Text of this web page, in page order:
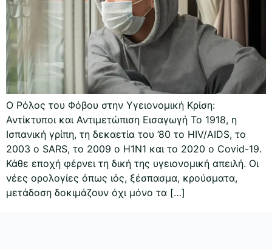
Ο Ρόλος του Φόβου στην Υγειονομική Κρίση:
Αντίκτυποι και Αντιμετώπιση Εισαγωγή Το 1918, η
Ισπανική γρίπη, τη δεκαετία του ’80 το HIV/AIDS, το
2003 ο SARS, το 2009 ο H1N1 και το 2020 ο Covid-19.
Κάθε εποχή φέρνει τη δική της υγειονομική απειλή. Οι
νέες ορολογίες όπως ιός, ξέσπασμα, κρούσματα,
μετάδοση δοκιμάζουν όχι μόνο τα […]